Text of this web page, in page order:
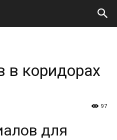
в коридорах
97
для